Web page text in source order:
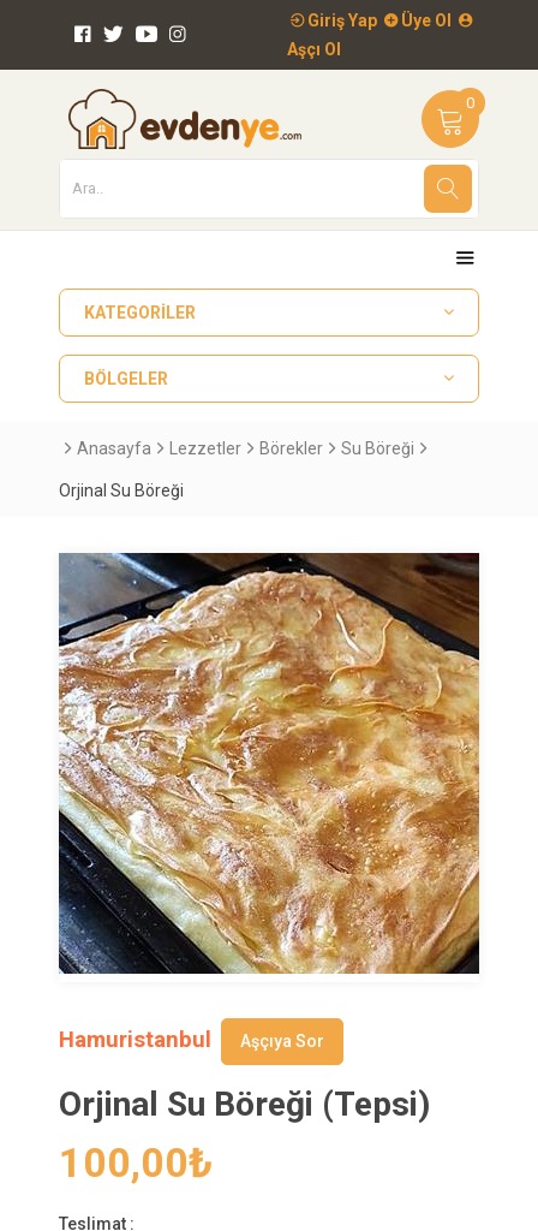
Giriş Yap
Üye Ol
Aşçı Ol
0
KATEGORILER
BÖLGELER
Anasayfa Lezzetler Börekler Su Böreği
Orjinal Su Böreği
Hamuristanbul Aşçıya Sor
Orjinal Su Böreği (Tepsi)
100,00₺
Teslimat :